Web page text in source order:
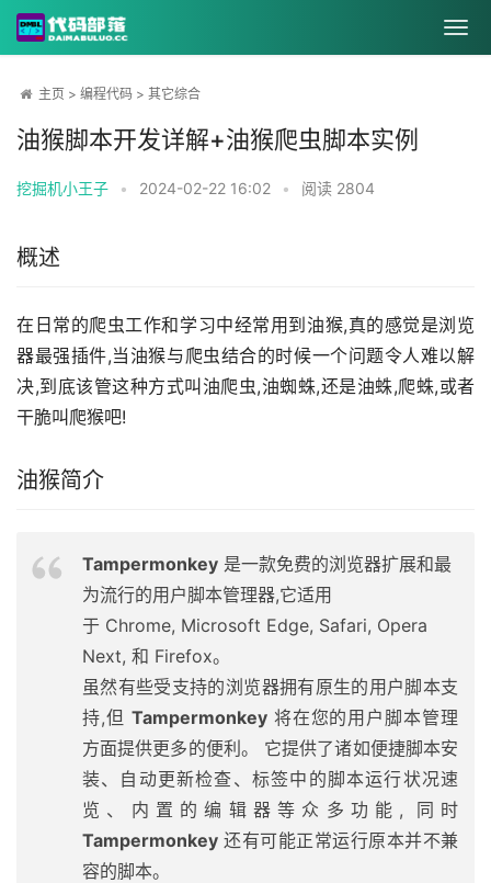
主页 > 编程代码 > 其它综合
油猴脚本开发详解+油猴爬虫脚本实例
挖掘机小王子 • 2024-02-22 16:02 • 阅读 2804
概述
在日常的爬虫工作和学习中经常用到油猴,真的感觉是浏览
器最强插件,当油猴与爬虫结合的时候一个问题令人难以解
决,到底该管这种方式叫油爬虫,油蜘蛛,还是油蛛,爬蛛,或者
干脆叫爬猴吧!
油猴简介
Tampermonkey 是一款免费的浏览器扩展和最
为流行的用户脚本管理器,它适用
于 Chrome, Microsoft Edge, Safari, Opera
Next, 和 Firefox。
虽然有些受支持的浏览器拥有原生的用户脚本支
持,但 Tampermonkey将在您的用户脚本管理
方面提供更多的便利。 它提供了诸如便捷脚本安
装、自动更新检查、标签中的脚本运行状况速
览、内置的编辑器等众多功能, 同时
Tampermonkey 还有可能正常运行原本并不兼
容的脚本。